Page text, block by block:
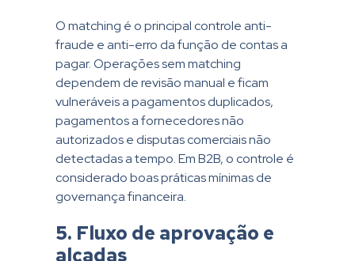
O matching é o principal controle anti-
fraude e anti-erro da função de contas a
pagar. Operações sem matching
dependem de revisão manual e ficam
vulneráveis a pagamentos duplicados,
pagamentos a fornecedores não
autorizados e disputas comerciais não
detectadas a tempo. Em B2B, o controle é
considerado boas práticas mínimas de
governança financeira.
5. Fluxo de aprovação e
alçadas